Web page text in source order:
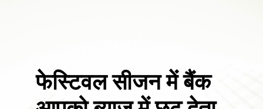
फेस्टिवल सीजन में बैंक